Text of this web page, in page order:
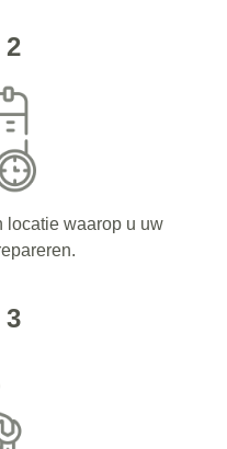
2
locatie waarop u uw
3